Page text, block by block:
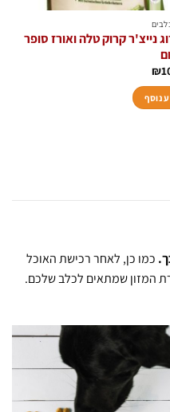
נייצ'ר קרוק טלה ואורז סופר
₪
נוסף
כמו כן, לאחר רכישת האוכל
המזון שמתאים לכלב שלכם.